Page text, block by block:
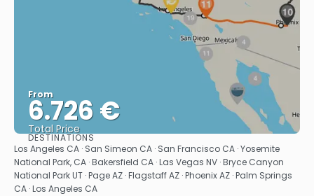
From
6.726 €
Total Price
See
DESTINATIONS
Los Angeles CA · San Simeon CA · San Francisco CA · Yosemite
National Park, CA · Bakersfield CA · Las Vegas NV · Bryce Canyon
National Park UT · Page AZ · Flagstaff AZ · Phoenix AZ · Palm Springs
CA · Los Angeles CA